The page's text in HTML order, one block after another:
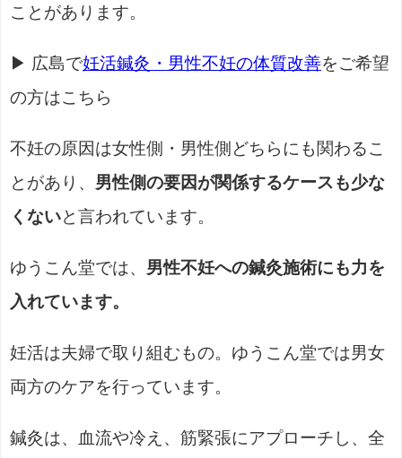
ことがあります。
▶ 広島で妊活鍼灸・男性不妊の体質改善をご希望
の方はこちら
不妊の原因は女性側・男性側どちらにも関わるこ
とがあり、 男性側の要因が関係するケースも少な
くないと言われています。
ゆうこん堂では、 男性不妊への鍼灸施術にも力を
入れています。
妊活は夫婦で取り組むもの。ゆうこん堂では男女
両方のケアを行っています。
鍼灸は、血流や冷え、筋緊張にアプローチし、全